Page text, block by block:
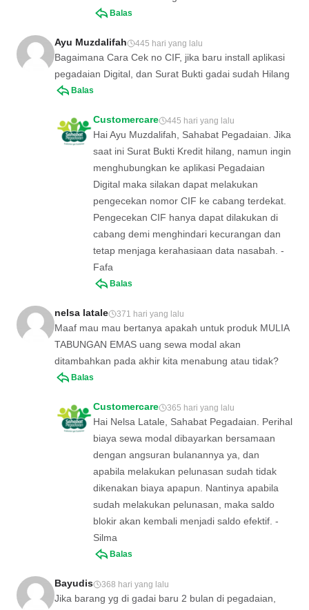
Balas
Ayu Muzdalifah 445 hari yang lalu
Bagaimana Cara Cek no CIF, jika baru install aplikasi
pegadaian Digital, dan Surat Bukti gadai sudah Hilang
Balas
Customercare 445 hari yang lalu
Hai Ayu Muzdalifah, Sahabat Pegadaian. Jika
saat ini Surat Bukti Kredit hilang, namun ingin
menghubungkan ke aplikasi Pegadaian
Digital maka silakan dapat melakukan
pengecekan nomor CIF ke cabang terdekat.
Pengecekan CIF hanya dapat dilakukan di
cabang demi menghindari kecurangan dan
tetap menjaga kerahasiaan data nasabah. -
Fafa
Balas
nelsa latale 371 hari yang lalu
Maaf mau mau bertanya apakah untuk produk MULIA
TABUNGAN EMAS uang sewa modal akan
ditambahkan pada akhir kita menabung atau tidak?
Balas
Customercare 365 hari yang lalu
Hai Nelsa Latale, Sahabat Pegadaian. Perihal
biaya sewa modal dibayarkan bersamaan
dengan angsuran bulanannya ya, dan
apabila melakukan pelunasan sudah tidak
dikenakan biaya apapun. Nantinya apabila
sudah melakukan pelunasan, maka saldo
blokir akan kembali menjadi saldo efektif. -
Silma
Balas
Bayudis 368 hari yang lalu
Jika barang yg di gadai baru 2 bulan di pegadaian,